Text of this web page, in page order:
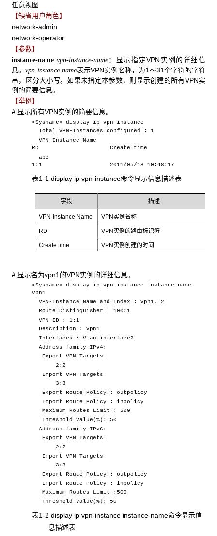
任意视图
【缺省用户角色】
network-admin
network-operator
【参数】
instance-name vpn-instance-name：显示指定VPN实例的详细信
息。vpn-instance-name表示VPN实例名称，为1～31个字符的字符
串，区分大小写。如果未指定本参数，则显示创建的所有VPN实
例的简要信息。
【举例】
# 显示所有VPN实例的简要信息。
<Sysname> display ip vpn-instance
Total VPN-Instances configured : 1
VPN-Instance Name
RD Create time
abc
1:1 2011/05/18 10:48:17
表1-1 display ip vpn-instance命令显示信息描述表
字段 描述
VPN-Instance Name VPN实例名称
RD VPN实例的路由标识符
Create time VPN实例创建的时间
# 显示名为vpn1的VPN实例的详细信息。
<Sysname> display ip vpn-instance instance-name
vpn1
VPN-Instance Name and Index : vpn1, 2
Route Distinguisher : 100:1
VPN ID : 1:1
Description : vpn1
Interfaces : Vlan-interface2
Address-family IPv4:
Export VPN Targets :
2:2
Import VPN Targets :
3:3
Export Route Policy : outpolicy
Import Route Policy : inpolicy
Maximum Routes Limit : 500
Threshold Value(%): 50
Address-family IPv6:
Export VPN Targets :
2:2
Import VPN Targets :
3:3
Export Route Policy : outpolicy
Import Route Policy : inpolicy
Maximum Routes Limit :500
Threshold Value(%): 50
表1-2 display ip vpn-instance instance-name命令显示信
息描述表